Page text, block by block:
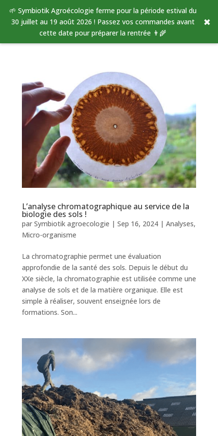
🌱 Symbiotik Agroécologie ferme pour la période estival du
30 juillet au 19 août 2026 ! Passez vos commandes avant
cette date pour préparer la rentrée 👨‍🌾
✖
L’analyse chromatographique au service de la
biologie des sols !
par Symbiotik agroecologie | Sep 16, 2024| Analyses,
Micro-organisme
La chromatographie permet une évaluation
approfondie de la santé des sols. Depuis le début du
XXe siècle, la chromatographie est utilisée comme une
analyse de sols et de la matière organique. Elle est
simple à réaliser, souvent enseignée lors de
formations. Son...